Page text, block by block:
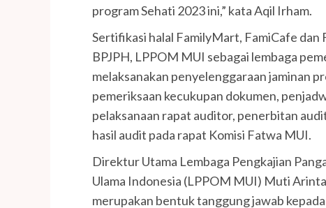
program Sehati 2023 ini,” kata Aqil Irham.
Sertifikasi halal FamilyMart, FamiCafe dan
BPJPH, LPPOM MUI sebagai lembaga
melaksanakan penyelenggaraan jaminan
pemeriksaan kecukupan dokumen,
pelaksanaan rapat auditor, penerbitan
hasil audit pada rapat Komisi Fatwa MUI.
Direktur Utama Lembaga Pengkajian
Ulama Indonesia (LPPOM MUI) Muti
merupakan bentuk tanggung jawab